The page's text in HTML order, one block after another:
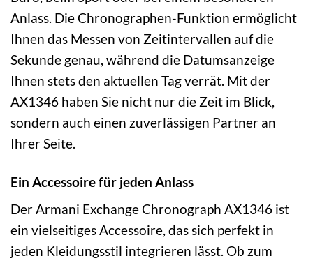
Anlass. Die Chronographen-Funktion ermöglicht
Ihnen das Messen von Zeitintervallen auf die
Sekunde genau, während die Datumsanzeige
Ihnen stets den aktuellen Tag verrät. Mit der
AX1346 haben Sie nicht nur die Zeit im Blick,
sondern auch einen zuverlässigen Partner an
Ihrer Seite.
Ein Accessoire für jeden Anlass
Der Armani Exchange Chronograph AX1346 ist
ein vielseitiges Accessoire, das sich perfekt in
jeden Kleidungsstil integrieren lässt. Ob zum